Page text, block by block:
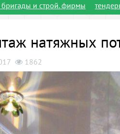
бригады и строй. фирмы
натяжных
1862